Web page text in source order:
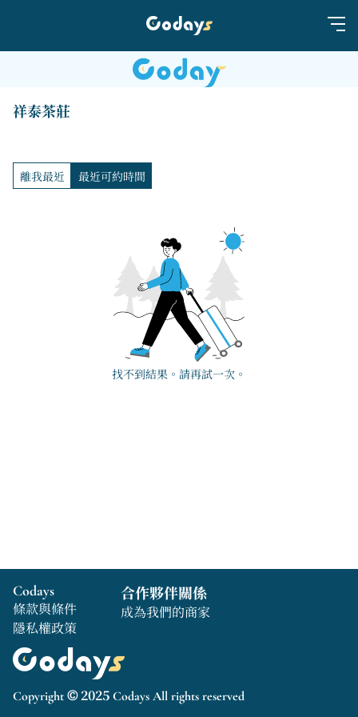
祥泰茶莊
離我最近 最近可約時間
找不到結果。請再試一次。
Copyright © 2025 Codays All rights reserved
Codays
條款與條件
隱私權政策
合作夥伴關係
成為我們的商家